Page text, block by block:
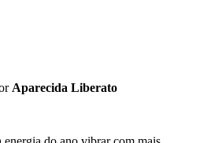
Aparecida Liberato